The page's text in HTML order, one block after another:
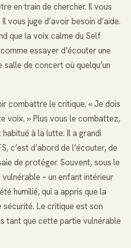
en train de chercher. Il vous
vous juge d’avoir besoin d’aide.
que la voix calme du Self
essayer d’écouter une
salle de concert où quelqu’un
combattre le critique. « Je dois
voix. » Plus vous le combattez,
à la lutte. Il a grandi
c’est d’abord de l’écouter, de
de protéger. Souvent, sous le
– un enfant intérieur
humilié, qui a appris que la
Le critique est son
tant que cette partie vulnérable